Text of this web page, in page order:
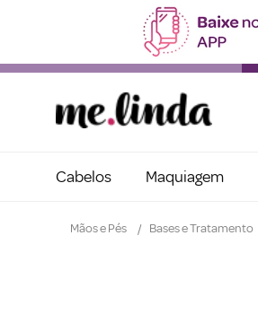
Cabelos Maquiagem
Mãos e Pés Bases e Tratamento